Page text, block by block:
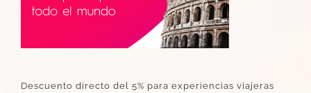
Descuento directo del 5% para experiencias viajeras